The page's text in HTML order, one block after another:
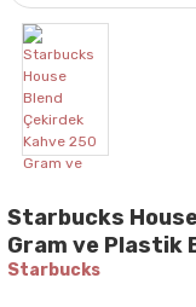
Starbucks
Gram ve Plastik
Starbucks